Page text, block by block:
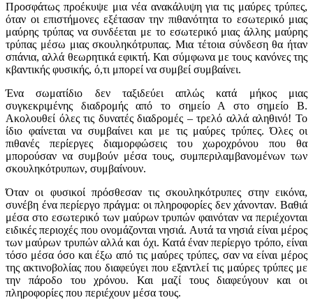
Προσφάτως προέκυψε μια νέα ανακάλυψη για τις μαύρες τρύπες,
όταν οι επιστήμονες εξέτασαν την πιθανότητα το εσωτερικό μιας
μαύρης τρύπας να συνδέεται με το εσωτερικό μιας άλλης μαύρης
τρύπας μέσω μιας σκουληκότρυπας. Μια τέτοια σύνδεση θα ήταν
σπάνια, αλλά θεωρητικά εφικτή. Και σύμφωνα με τους κανόνες της
κβαντικής φυσικής, ό,τι μπορεί να συμβεί συμβαίνει.
Ένα σωματίδιο δεν ταξιδεύει απλώς κατά μήκος μιας
συγκεκριμένης διαδρομής από το σημείο Α στο σημείο Β.
Ακολουθεί όλες τις δυνατές διαδρομές – τρελό ​​αλλά αληθινό! Το
ίδιο φαίνεται να συμβαίνει και με τις μαύρες τρύπες. Όλες οι
πιθανές περίεργες διαμορφώσεις του χωροχρόνου που θα
μπορούσαν να συμβούν μέσα τους, συμπεριλαμβανομένων των
σκουληκότρυπων, συμβαίνουν.
Όταν οι φυσικοί πρόσθεσαν τις σκουληκότρυπες στην εικόνα,
συνέβη ένα περίεργο πράγμα: οι πληροφορίες δεν χάνονταν. Βαθιά
μέσα στο εσωτερικό των μαύρων τρυπών φαινόταν να περιέχονται
ειδικές περιοχές που ονομάζονται νησιά. Αυτά τα νησιά είναι μέρος
των μαύρων τρυπών αλλά και όχι. Κατά έναν περίεργο τρόπο, είναι
τόσο μέσα όσο και έξω από τις μαύρες τρύπες, σαν να είναι μέρος
της ακτινοβολίας που διαφεύγει που εξαντλεί τις μαύρες τρύπες με
την πάροδο του χρόνου. Και μαζί τους διαφεύγουν και οι
πληροφορίες που περιέχουν μέσα τους.